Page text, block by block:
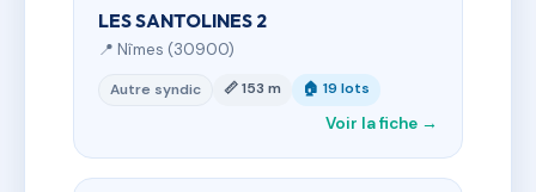
LES SANTOLINES 2
📍 Nîmes (30900)
Autre syndic 📏 153 m 🏠 19 lots
Voir la fiche →